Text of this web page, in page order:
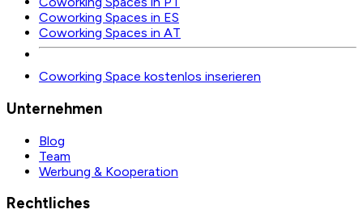
Coworking Spaces in ES
Coworking Spaces in AT
Coworking Space kostenlos inserieren
Unternehmen
Blog
Team
Werbung & Kooperation
Rechtliches